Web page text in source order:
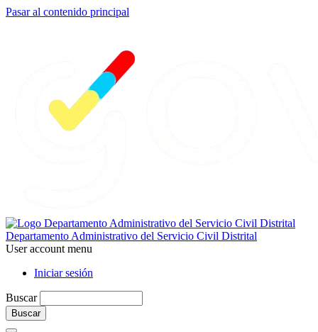
Pasar al contenido principal
Departamento Administrativo del Servicio Civil Distrital
User account menu
Iniciar sesión
Buscar